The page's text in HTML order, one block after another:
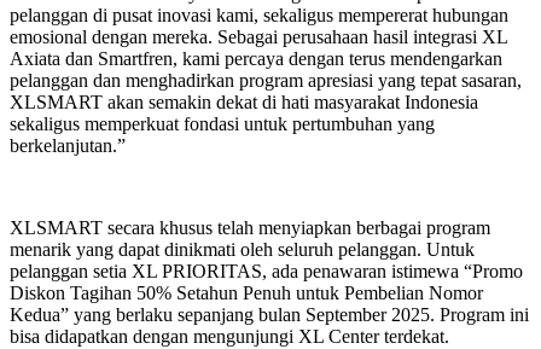
pelanggan di pusat inovasi kami, sekaligus mempererat hubungan
emosional dengan mereka. Sebagai perusahaan hasil integrasi XL
Axiata dan Smartfren, kami percaya dengan terus mendengarkan
pelanggan dan menghadirkan program apresiasi yang tepat sasaran,
XLSMART akan semakin dekat di hati masyarakat Indonesia
sekaligus memperkuat fondasi untuk pertumbuhan yang
berkelanjutan.”
XLSMART secara khusus telah menyiapkan berbagai program
menarik yang dapat dinikmati oleh seluruh pelanggan. Untuk
pelanggan setia XL PRIORITAS, ada penawaran istimewa “Promo
Diskon Tagihan 50% Setahun Penuh untuk Pembelian Nomor
Kedua” yang berlaku sepanjang bulan September 2025. Program ini
bisa didapatkan dengan mengunjungi XL Center terdekat.